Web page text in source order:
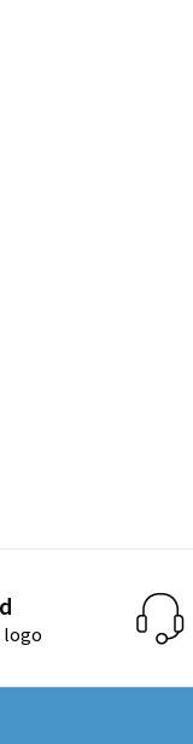
logo